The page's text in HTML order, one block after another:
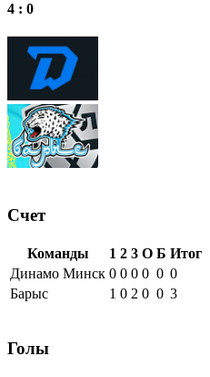
4 : 0
Счет
Команды 1 2 3 О Б Итог
Динамо Минск 0 0 0 0 0 0
Барыс
1 0 2 0 0 3
Голы